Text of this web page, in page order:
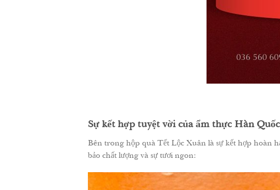
Sự kết hợp tuyệt vời của ẩm thực Hàn Quốc
Bên trong hộp quà Tết Lộc Xuân là sự kết hợp hoàn
bảo chất lượng và sự tươi ngon: